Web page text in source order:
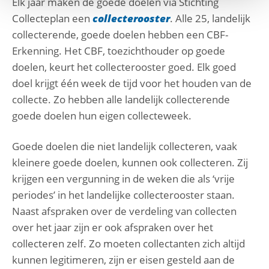
Collecteplan een collecterooster. Alle 25, landelijk
collecterende, goede doelen hebben een CBF-
Erkenning. Het CBF, toezichthouder op goede
doelen, keurt het collecterooster goed. Elk goed
doel krijgt één week de tijd voor het houden van de
collecte. Zo hebben alle landelijk collecterende
goede doelen hun eigen collecteweek.
Goede doelen die niet landelijk collecteren, vaak
kleinere goede doelen, kunnen ook collecteren. Zij
krijgen een vergunning in de weken die als ‘vrije
periodes’ in het landelijke collecterooster staan.
Naast afspraken over de verdeling van collecten
over het jaar zijn er ook afspraken over het
collecteren zelf. Zo moeten collectanten zich altijd
kunnen legitimeren, zijn er eisen gesteld aan de